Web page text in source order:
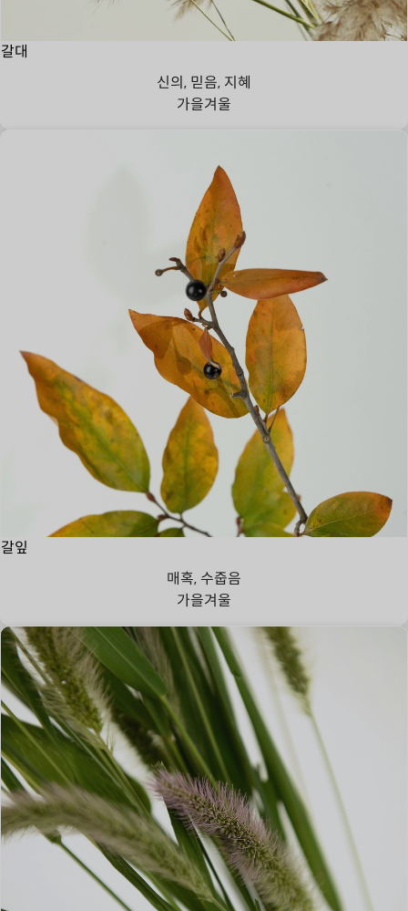
갈대
신의, 믿음, 지혜
가을겨울
갈잎
매혹, 수줍음
가을겨울